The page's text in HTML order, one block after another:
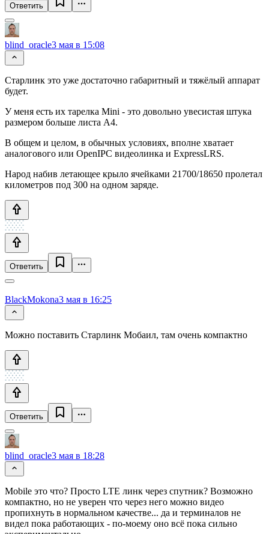
Ответить
blind_oracle3 мая в 15:08
Старлинк это уже достаточно габаритный и тяжёлый аппарат
будет.
У меня есть их тарелка Mini - это довольно увесистая штука
размером больше листа А4.
В общем и целом, в обычных условиях, вполне хватает
аналогового или OpenIPC видеолинка и ExpressLRS.
Народ набив летающее крыло ячейками 21700/18650 пролетал
километров под 300 на одном заряде.
Ответить
BlackMokona3 мая в 16:25
Можно поставить Старлинк Мобаил, там очень компактно
Ответить
blind_oracle3 мая в 18:28
Mobile это что? Просто LTE линк через спутник? Возможно
компактно, но не уверен что через него можно видео
пропихнуть в нормальном качестве... да и терминалов не
видел пока работающих - по-моему оно всё пока сильно